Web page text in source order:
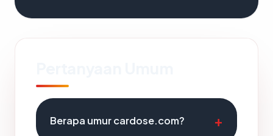
Berapa umur cardose.com?